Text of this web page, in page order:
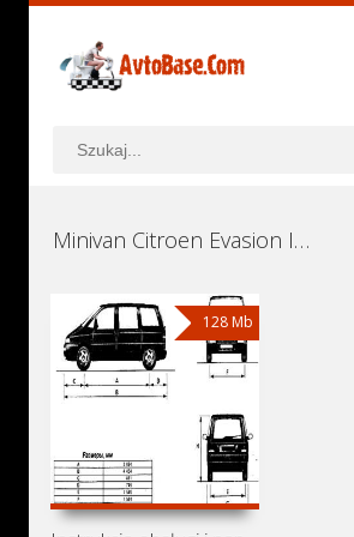
Minivan Citroen Evasion Instrukcje Obsługi, Książki Serwisowe i Naprawy Download - Pobierz za Darmo
128 Mb